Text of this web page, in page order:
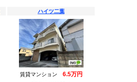
ハイツ二葉
賃貸マンション 6.5万円